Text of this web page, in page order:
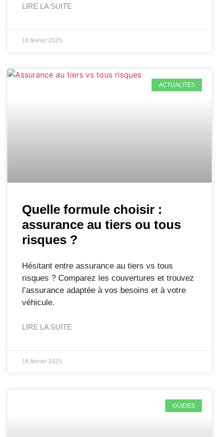
LIRE LA SUITE
16 février 2025
ACTUALITÉS
Quelle formule choisir :
assurance au tiers ou tous
risques ?
Hésitant entre assurance au tiers vs tous
risques ? Comparez les couvertures et trouvez
l’assurance adaptée à vos besoins et à votre
véhicule.
LIRE LA SUITE
16 février 2025
GUIDES